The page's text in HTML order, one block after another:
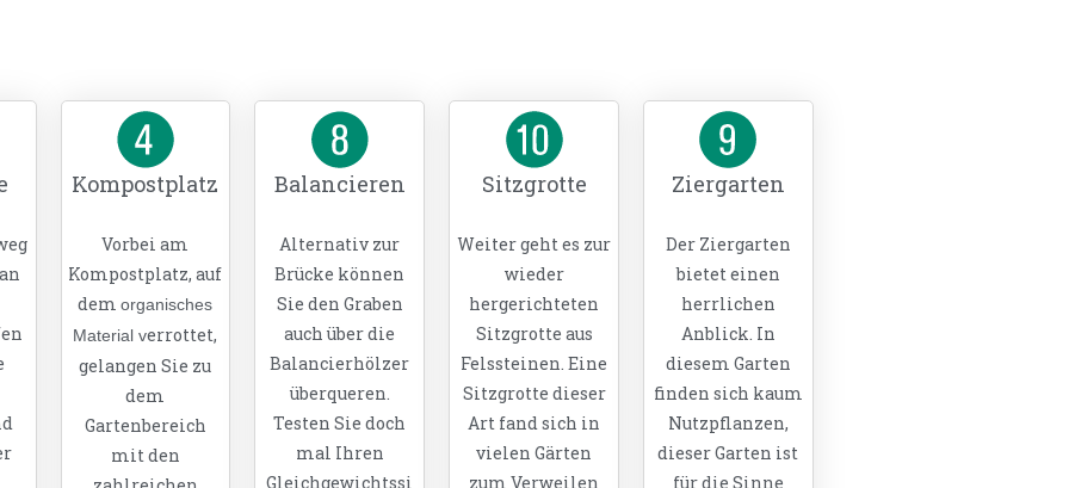
Kompostplatz
Vorbei am
Kompostplatz, auf
demorganisches
Material verrottet,
gelangen Sie zu
dem
Gartenbereich
mit den
Balancieren
Alternativ zur
Brücke können
Sie den Graben
auch über die
Balancierhölzer
überqueren.
Testen Sie doch
mal Ihren
Gleichgewichtssi
Sitzgrotte
Weiter geht es zur
wieder
hergerichteten
Sitzgrotte aus
Felssteinen. Eine
Sitzgrotte dieser
Art fand sich in
vielen Gärten
zum Verweilen
Ziergarten
Der Ziergarten
bietet einen
herrlichen
Anblick. In
diesem Garten
finden sich kaum
Nutzpflanzen,
dieser Garten ist
für die Sinne